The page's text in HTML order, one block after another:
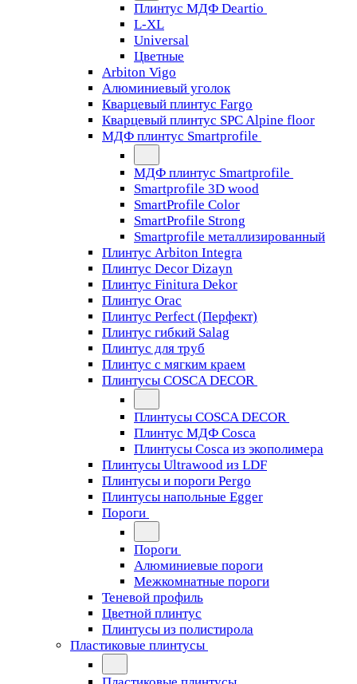
Плинтус МДФ Deartio
L-XL
Universal
Цветные
Arbiton Vigo
Алюминиевый уголок
Кварцевый плинтус Fargo
Кварцевый плинтус SPC Alpine floor
МДФ плинтус Smartprofile
МДФ плинтус Smartprofile
Smartprofile 3D wood
SmartProfile Color
SmartProfile Strong
Smartprofile металлизированный
Плинтус Arbiton Integra
Плинтус Decor Dizayn
Плинтус Finitura Dekor
Плинтус Orac
Плинтус Perfect (Перфект)
Плинтус гибкий Salag
Плинтус для труб
Плинтус с мягким краем
Плинтусы COSCA DECOR
Плинтусы COSCA DECOR
Плинтус МДФ Cosca
Плинтусы Cosca из экополимера
Плинтусы Ultrawood из LDF
Плинтусы и пороги Pergo
Плинтусы напольные Egger
Пороги
Пороги
Алюминиевые пороги
Межкомнатные пороги
Теневой профиль
Цветной плинтус
Плинтусы из полистирола
Пластиковые плинтусы